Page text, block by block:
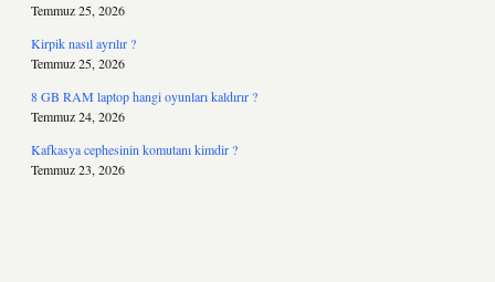
Temmuz 25, 2026
Kirpik nasıl ayrılır ?
Temmuz 25, 2026
8 GB RAM laptop hangi oyunları kaldırır ?
Temmuz 24, 2026
Kafkasya cephesinin komutanı kimdir ?
Temmuz 23, 2026